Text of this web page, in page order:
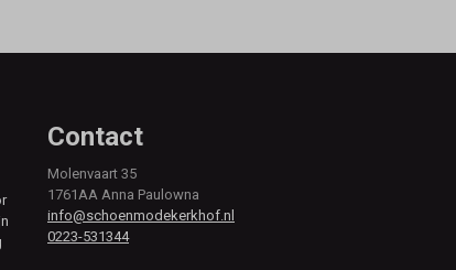
Contact
Molenvaart 35
1761AA Anna Paulowna
info@schoenmodekerkhof.nl
0223-531344